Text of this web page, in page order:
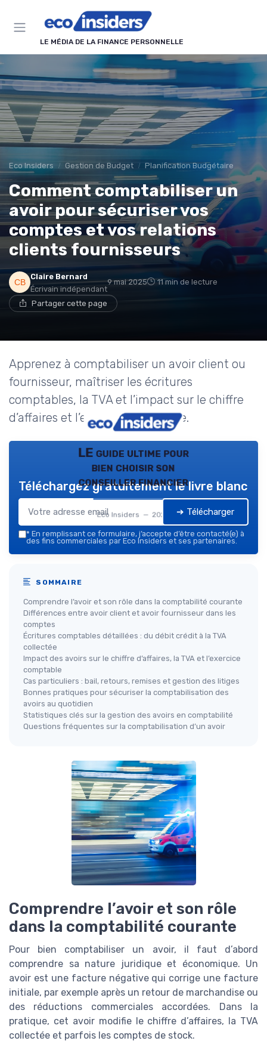
LE MÉDIA DE LA FINANCE PERSONNELLE
Eco Insiders Gestion de Budget Planification Budgétaire
Comment comptabiliser un
avoir pour sécuriser vos
comptes et vos relations
clients fournisseurs
Claire Bernard
Écrivain indépendant
9 mai 2025 11 min de lecture
Partager cette page
Apprenez à comptabiliser un avoir client ou
fournisseur, maîtriser les écritures
comptables, la TVA et l’impact sur le chiffre
d’affaires et l’exercice comptable.
LE guide ultime pour
bien choisir son
conseiller financier
Eco Insiders — 2026
Téléchargez gratuitement le livre blanc
➔ Télécharger
* En remplissant ce formulaire, j’accepte d’être contacté(e) à
des fins commerciales par Eco Insiders et ses partenaires.
SOMMAIRE
Comprendre l’avoir et son rôle dans la comptabilité courante
Différences entre avoir client et avoir fournisseur dans les
comptes
Écritures comptables détaillées : du débit crédit à la TVA
collectée
Impact des avoirs sur le chiffre d’affaires, la TVA et l’exercice
comptable
Cas particuliers : bail, retours, remises et gestion des litiges
Bonnes pratiques pour sécuriser la comptabilisation des
avoirs au quotidien
Statistiques clés sur la gestion des avoirs en comptabilité
Questions fréquentes sur la comptabilisation d’un avoir
Comprendre l’avoir et son rôle
dans la comptabilité courante
Pour bien comptabiliser un avoir, il faut d’abord
comprendre sa nature juridique et économique. Un
avoir est une facture négative qui corrige une facture
initiale, par exemple après un retour de marchandise ou
des réductions commerciales accordées. Dans la
pratique, cet avoir modifie le chiffre d’affaires, la TVA
collectée et parfois les comptes de stock.